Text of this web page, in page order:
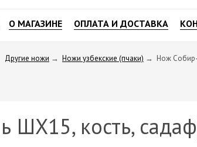
О МАГАЗИНЕ ОПЛАТА И ДОСТАВКА
Другие ножи → Ножи узбекские (пчаки) → Нож Собир-
ШХ15, кость,